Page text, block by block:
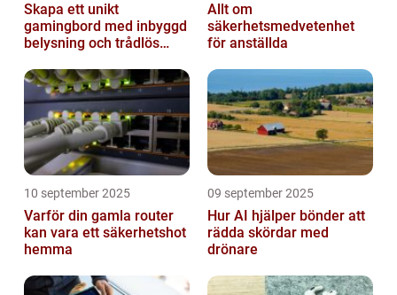
Skapa ett unikt
gamingbord med inbyggd
belysning och trådlös
Allt om
säkerhetsmedvetenhet
för anställda
10 september 2025
Varför din gamla router
kan vara ett säkerhetshot
hemma
09 september 2025
Hur AI hjälper bönder att
rädda skördar med
drönare